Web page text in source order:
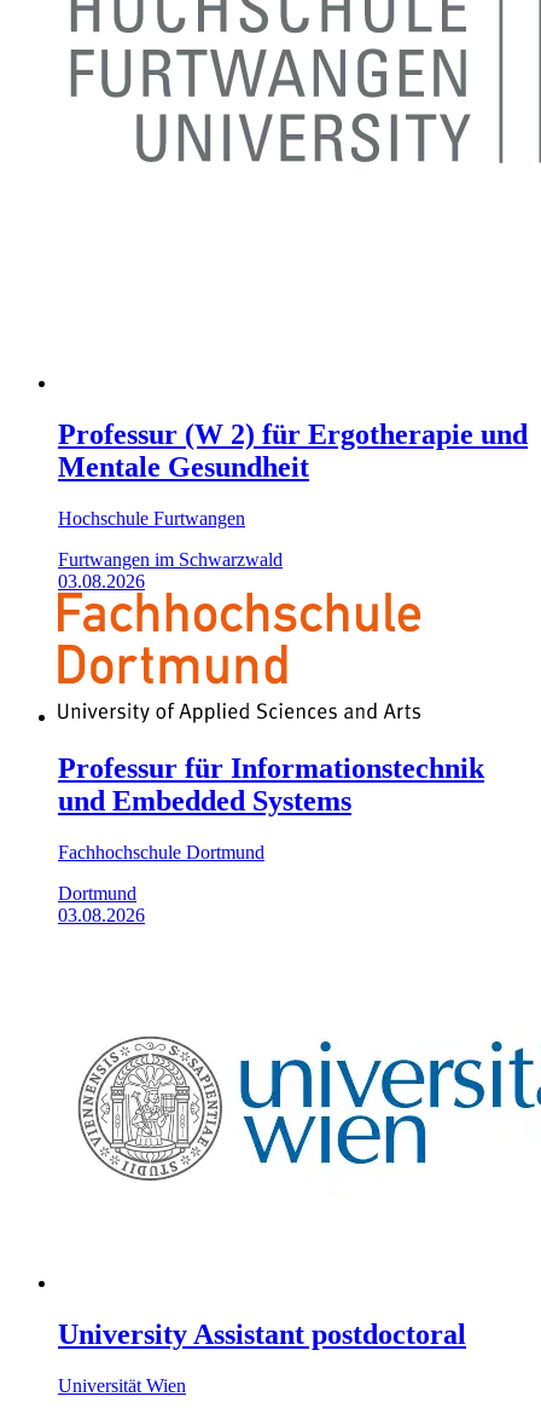
Professur (W 2) für Ergotherapie und
Mentale Gesundheit
Hochschule Furtwangen
Furtwangen im Schwarzwald
03.08.2026
Professur für Informationstechnik
und Embedded Systems
Fachhochschule Dortmund
Dortmund
03.08.2026
University Assistant postdoctoral
Universität Wien